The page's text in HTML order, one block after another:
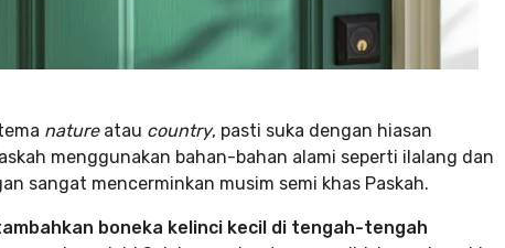
nature atau country, pasti suka dengan hiasan
menggunakan bahan-bahan alami seperti ilalang dan
sangat mencerminkan musim semi khas Paskah.
boneka kelinci kecil di tengah-tengah